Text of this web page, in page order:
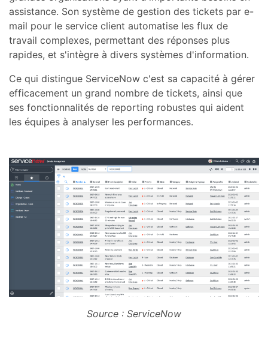
assistance. Son système de gestion des tickets par e-
mail pour le service client automatise les flux de
travail complexes, permettant des réponses plus
rapides, et s'intègre à divers systèmes d'information.
Ce qui distingue ServiceNow c'est sa capacité à gérer
efficacement un grand nombre de tickets, ainsi que
ses fonctionnalités de reporting robustes qui aident
les équipes à analyser les performances.
Source : ServiceNow